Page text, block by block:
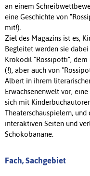
an einem
eine Geschichte von
mit!).
Ziel des Magazins ist es,
Begleitet werden sie
Krokodil "Rossipotti", dem
(!), aber auch von
Albert in ihrem
Erwachsenenwelt vor,
sich mit
Theaterschauspielern,
interaktiven Seiten und
Schokobanane.
Fach, Sachgebiet